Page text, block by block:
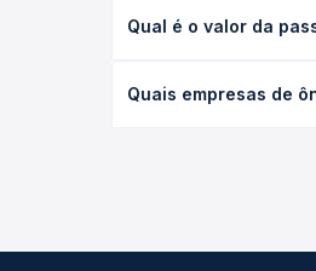
(convencional,
Qual é o valor da
empresa, o tipo de
Quais empresas de